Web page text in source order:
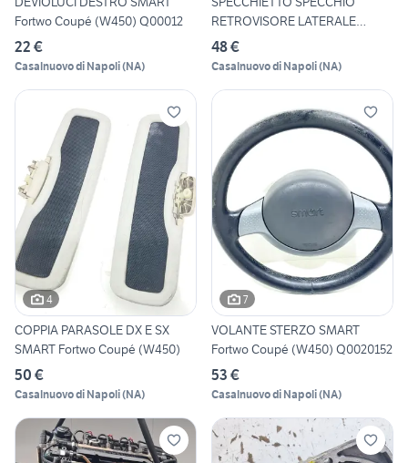
Fortwo Coupé (W450) Q00012
22 €
Casalnuovo di Napoli(NA)
RETROVISORE LATERALE
DESTRO S
48 €
Casalnuovo di Napoli(NA)
4
COPPIA PARASOLE DX E SX
SMART Fortwo Coupé (W450)
50 €
Casalnuovo di Napoli(NA)
7
VOLANTE STERZO SMART
Fortwo Coupé (W450) Q0020152
53 €
Casalnuovo di Napoli(NA)